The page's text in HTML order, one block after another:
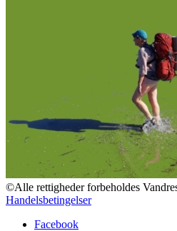
©Alle rettigheder forbeholdes
Handelsbetingelser
Facebook